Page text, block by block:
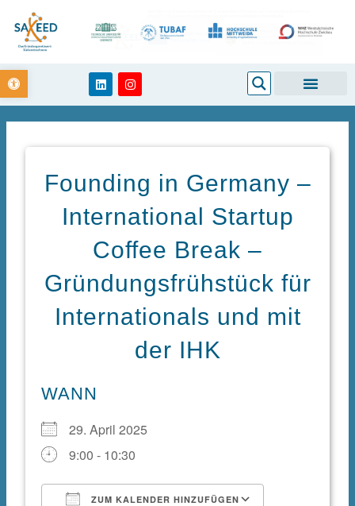
Open toolbar
Inhalt
springen
Search
L
i
e
i
I
n
a
r
Founding in Germany –
International Startup
Coffee Break –
Gründungsfrühstück für
Internationals und mit
der IHK
WANN
29. April 2025
9:00 - 10:30
ZUM KALENDER HINZUFÜGEN